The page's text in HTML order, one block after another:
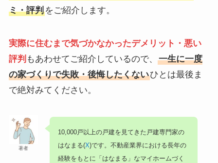
ミ・評判をご紹介します。
実際に住むまで気づかなかったデメリット・悪い
評判 もあわせてご紹介しているので、 一生に一度
の家づくりで失敗・後悔したくないひとは最後ま
で絶対みてください。
著者
10,000戸以上の戸建を見てきた戸建専門家の
はなまる(X)です。不動産業界における長年の
経験をもとに「はなまる」なマイホームづく